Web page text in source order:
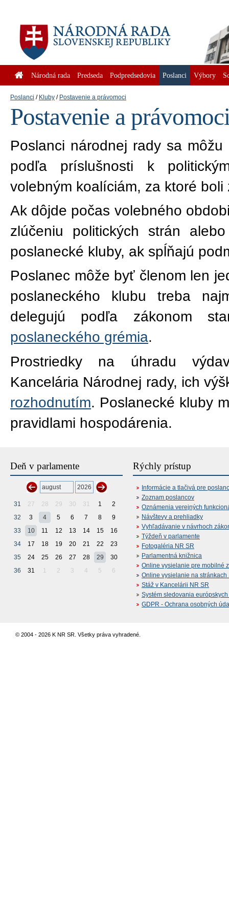
Národná rada Predseda Podpredsedovia Poslanci Výbory
Poslanci Kluby Postavenie a právomoci
Postavenie a
Poslanci národnej rady sa
podľa príslušnosti k
volebným koalíciám, za ktoré
Ak dôjde počas volebného
zlúčeniu politických strán
poslanecké kluby, ak spĺňajú
Poslanec môže byť členom len
poslaneckého klubu treba
delegujú podľa zákonom
poslaneckého grémia.
Prostriedky na úhradu
Kancelária Národnej rady, ich
rozhodnutím. Poslanecké kluby
pravidlami hospodárenia.
Deň v parlamente
31 27 28 29 30 31 1
2
32
3 4 5 6 7 8
9
33
10 11 12 13 14 15
16
34
17 18 19 20 21 22
23
35
24 25 26 27 28 29
30
36
31 1 2 3 4 5 6
Rýchly prístup
Informácie a tlačivá pre
Zoznam poslancov
Oznámenia verejných
Návštevy a prehliadky
Vyhľadávanie v návrhoch
Týždeň v parlamente
Fotogaléria NR SR
Parlamentná knižnica
Online vysielanie pre mobilné
Online vysielanie na stránkach
Stáž v Kancelárii NR SR
Systém sledovania
GDPR - Ochrana osobných
© 2004 - 2026 K NR SR. Všetky práva vyhradené.